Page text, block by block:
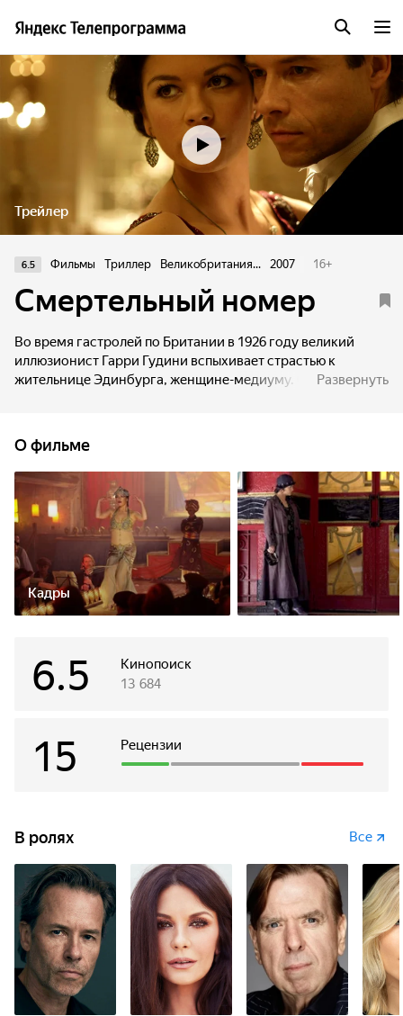
Трейлер
6.5 Фильмы Триллер Великобритания... 2007 16+
Смертельный номер
Во время гастролей по Британии в 1926 году великий
иллюзионист Гарри Гудини вспыхивает страстью к
жительнице Эдинбурга, женщине-медиуму. Она
способности - по большей степени шарлатанство, и в
результате все идет совсем не по плану.
Развернуть
О фильме
Кадры
Кинопоиск
6.5 13 684
Рецензии
15
В ролях Все